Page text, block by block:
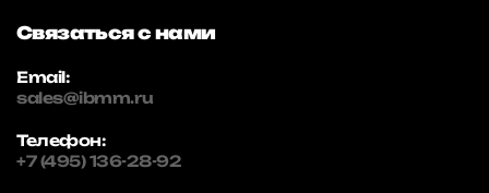
Связаться с нами
Email:
sales@ibmm.ru
Телефон:
+7 (495) 136-28-92